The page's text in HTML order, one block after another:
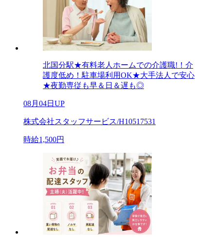
北国分駅★有料老人ホームでの介護職!！介
護度低め！駐車場利用OK★大手法人で安心
★夜勤専従も早＆日＆遅も◎
08月04日UP
株式会社スタッフサービス/H10517531
時給1,500円